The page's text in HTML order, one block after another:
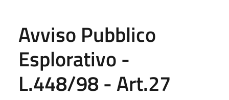
Avviso Pubblico
Esplorativo -
L.448/98 - Art.27